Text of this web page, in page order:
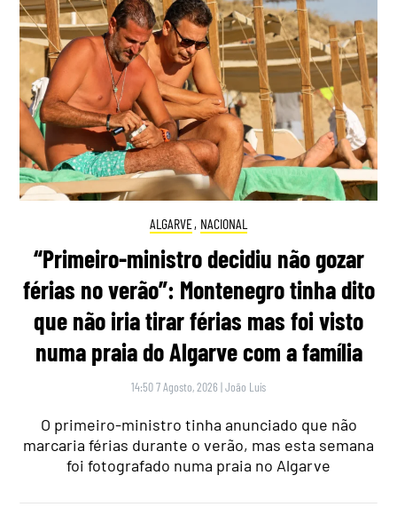
ALGARVE, NACIONAL
“Primeiro-ministro decidiu não gozar
férias no verão”: Montenegro tinha dito
que não iria tirar férias mas foi visto
numa praia do Algarve com a família
14:50 7 Agosto, 2026 |João Luís
O primeiro-ministro tinha anunciado que não
marcaria férias durante o verão, mas esta semana
foi fotografado numa praia no Algarve